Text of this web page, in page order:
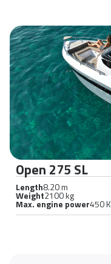
Open 275 SL
Length8.20 m
Weight2100 kg
Max. engine power450